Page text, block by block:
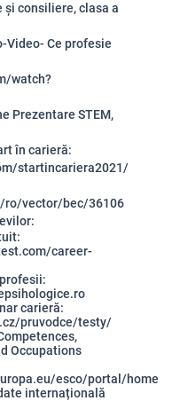
și consiliere, clasa a
Video- Ce profesie
watch?
Prezentare STEM,
în carieră:
startincariera2021/
ro/vector/bec/36106
career-
carieră:
pruvodce/testy/
Occupations
esco/portal/home
internațională